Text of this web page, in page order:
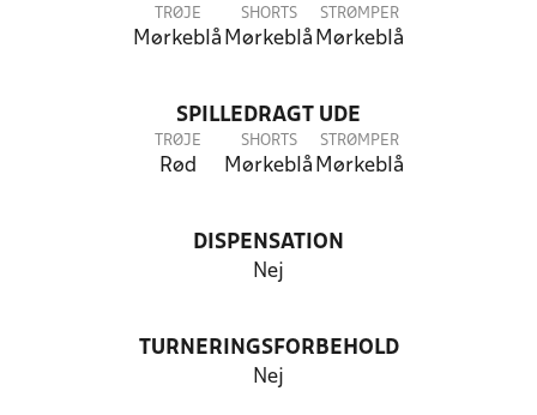
TRØJE
Mørkeblå
SHORTS
Mørkeblå
STRØMPER
Mørkeblå
SPILLEDRAGT UDE
TRØJE
Rød
SHORTS
Mørkeblå
STRØMPER
Mørkeblå
DISPENSATION
Nej
TURNERINGSFORBEHOLD
Nej